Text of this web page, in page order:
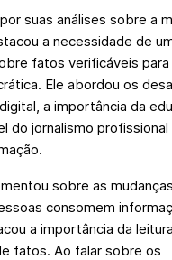
suas análises sobre a
a necessidade de
fatos verificáveis para
Ele abordou os
a importância da
do jornalismo profissional
sobre as
consomem
a importância da
fatos. Ao falar sobre os